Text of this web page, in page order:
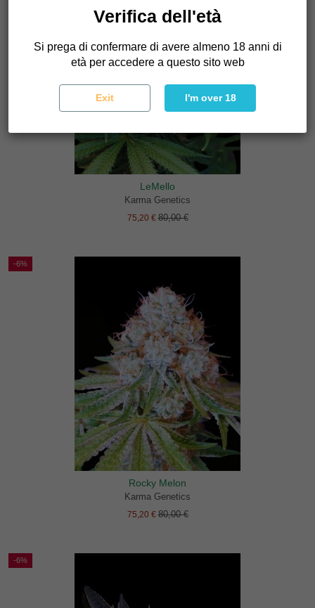
LeMello
Karma Genetics
75,20 €80,00 €
-6%
Rocky Melon
Karma Genetics
75,20 €80,00 €
-6%
Verifica dell'età
Si prega di confermare di avere almeno 18 anni di
età per accedere a questo sito web
Exit I'm over 18